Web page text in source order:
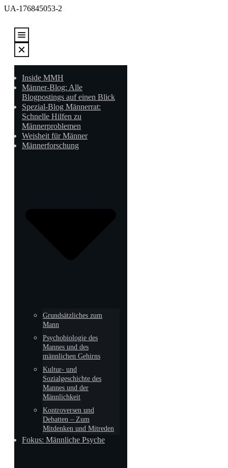
UA-176845053-2
Inside MMH
Männer-Blog: Alle
Blogpostings auf einen Blick
Spezial-Blog Männerrat:
Schnelle Hilfen zu
Männerproblemen
Weisheit für Männer
Männerforschung
Grundsätzliches zum
Mann
Psychobiologie des
Mannes und des
männlichen Gehirns
Kultur- und
Sozialgeschichte des
Mannes und der
Männlichkeit
Kontroversen und
Debatten – Zum
Mitdenken und Mitreden
Fokus: Männliche Psyche